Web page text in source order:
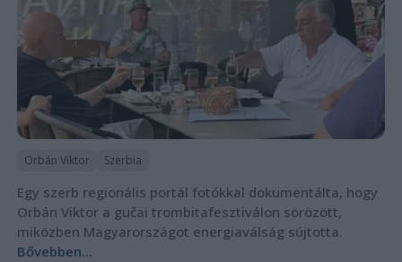
Orbán Viktor Szerbia
Egy szerb regionális portál fotókkal dokumentálta, hogy
Orbán Viktor a gučai trombitafesztiválon sörözött,
miközben Magyarországot energiaválság sújtotta.
Bővebben...